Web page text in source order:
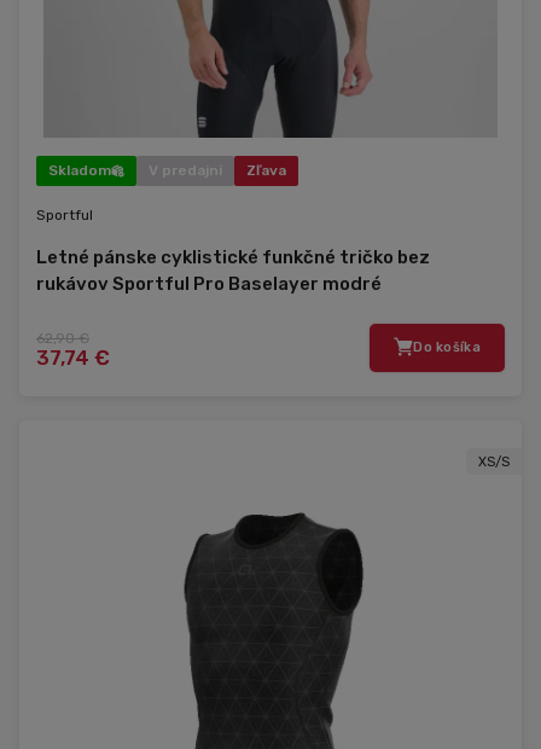
Skladom V predajni Zľava
Sportful
Letné pánske cyklistické funkčné tričko bez
rukávov Sportful Pro Baselayer modré
62,90 €
37,74 € Do košíka
XS/S